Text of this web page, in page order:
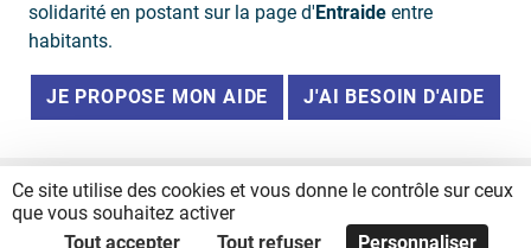
solidarité en postant sur la page d' Entraide entre
habitants.
JE PROPOSE MON AIDE J'AI BESOIN D'AIDE
Ce site utilise des cookies et vous donne le contrôle sur ceux
que vous souhaitez activer
Tout accepter
Tout refuser Personnaliser